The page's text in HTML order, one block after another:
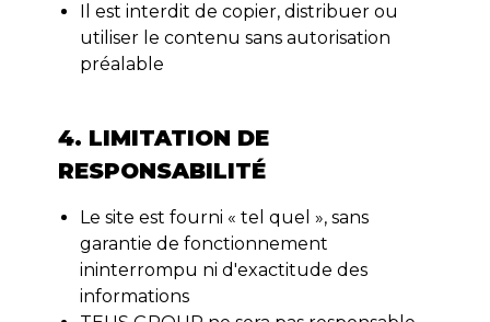
Il est interdit de copier, distribuer ou
utiliser le contenu sans autorisation
préalable
4. LIMITATION DE
RESPONSABILITÉ
Le site est fourni « tel quel », sans
garantie de fonctionnement
ininterrompu ni d'exactitude des
informations